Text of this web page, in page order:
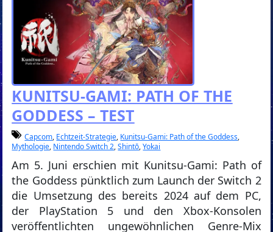
KUNITSU-GAMI: PATH OF THE
GODDESS – TEST
Capcom, Echtzeit-Strategie, Kunitsu-Gami: Path of the Goddess,
Mythologie, Nintendo Switch 2,Shintō,Yokai
Am 5. Juni erschien mit Kunitsu-Gami: Path of
the Goddess pünktlich zum Launch der Switch 2
die Umsetzung des bereits 2024 auf dem PC,
der PlayStation 5 und den Xbox-Konsolen
veröffentlichten ungewöhnlichen Genre-Mix